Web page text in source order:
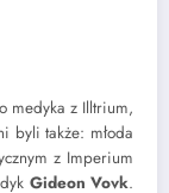
medyka z Illtrium,
byli także: młoda
z Imperium
Gideon Vovk.